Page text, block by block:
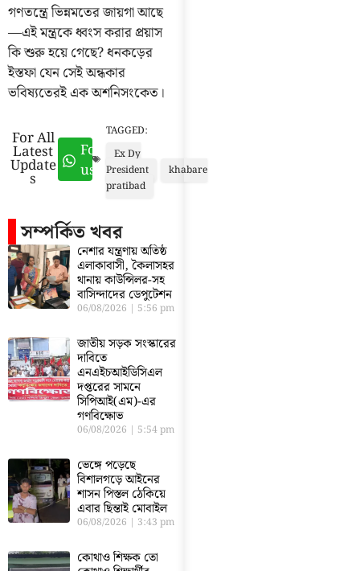
গণতন্ত্রে ভিন্নমতের জায়গা আছে
—এই মন্ত্রকে ধ্বংস করার প্রয়াস
কি শুরু হয়ে গেছে? ধনকড়ের
ইস্তফা যেন সেই অন্ধকার
ভবিষ্যতেরই এক অশনিসংকেত।
For All
Latest
Update
s
Follow
us
TAGGED:
Ex Dy
President
khabare
pratibad
সম্পর্কিত খবর
নেশার যন্ত্রণায় অতিষ্ঠ
এলাকাবাসী, কৈলাসহর
থানায় কাউন্সিলর-সহ
বাসিন্দাদের ডেপুটেশন
06/08/2026 5:56 pm
জাতীয় সড়ক সংস্কারের
দাবিতে
এনএইচআইডিসিএল
দপ্তরের সামনে
সিপিআই(এম)-এর
গণবিক্ষোভ
06/08/2026 5:54 pm
ভেঙ্গে পড়েছে
বিশালগড়ে আইনের
শাসন পিস্তল ঠেকিয়ে
এবার ছিন্তাই মোবাইল
06/08/2026 3:43 pm
কোথাও শিক্ষক তো